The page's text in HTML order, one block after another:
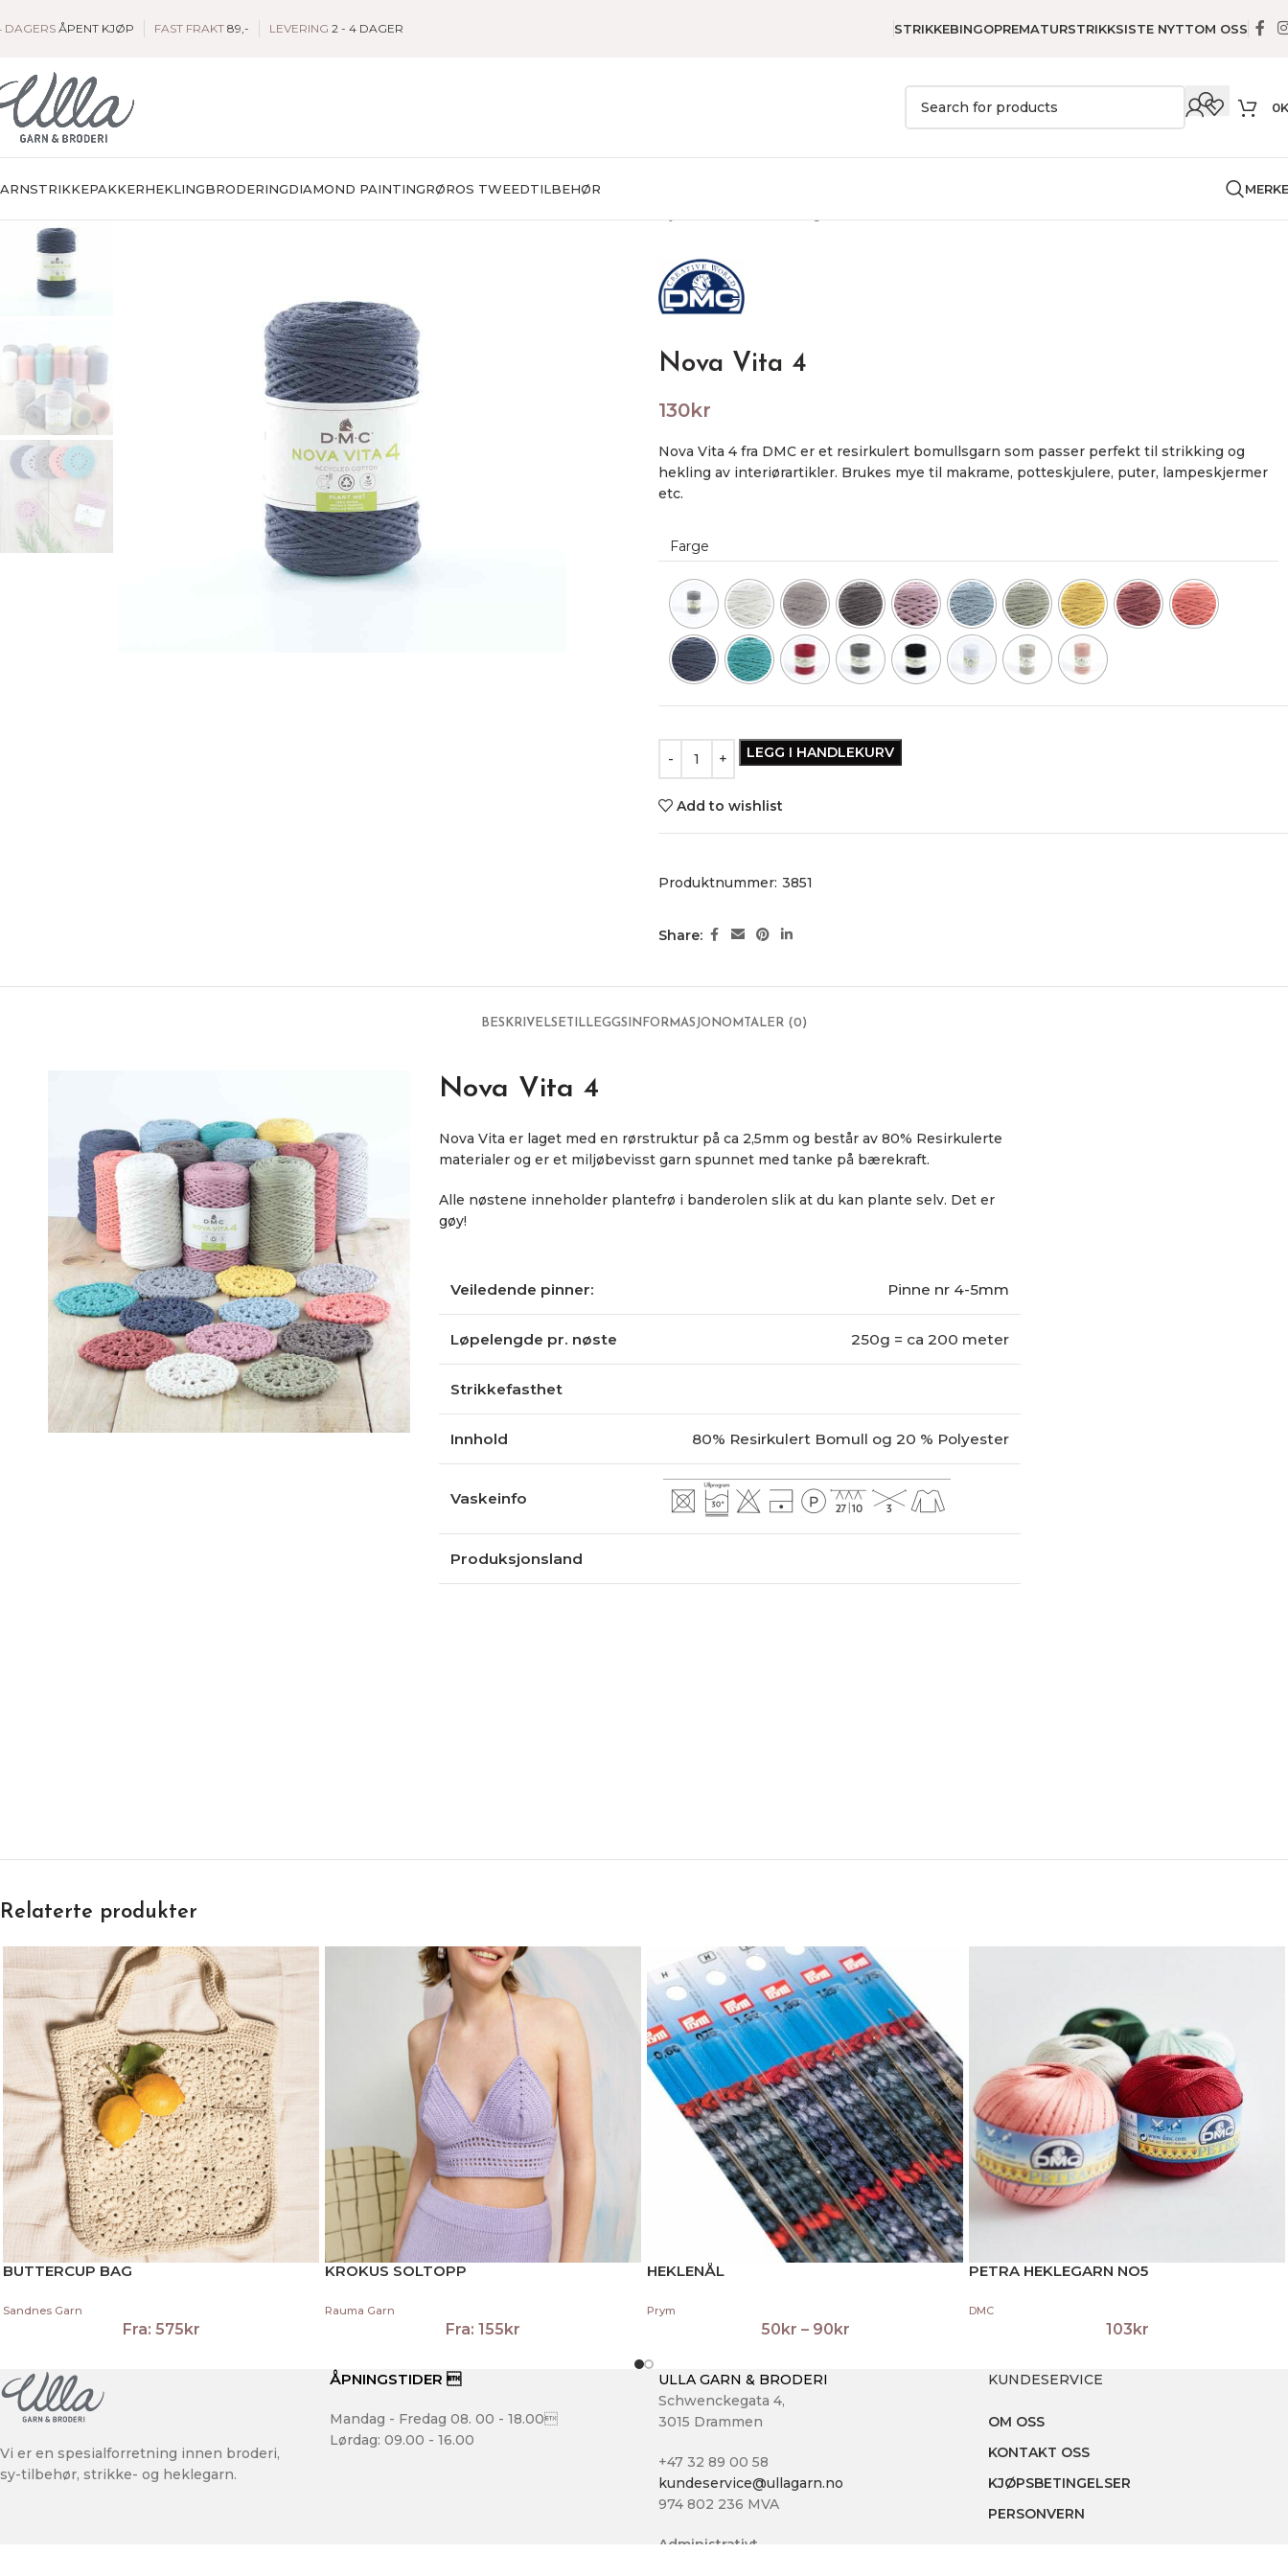
DAGERS ÅPENT KJØP FAST FRAKT 89,- LEVERING 2 - 4 DAGER STRIKKEBINGOPREMATURSTRIKKSISTE NYTTOM OSS
0
STRIKKEPAKKERHEKLINGBRODERINGDIAMOND PAINTINGRØROS TWEEDTILBEHØR
Nova Vita 4
130kr
Nova Vita 4 fra DMC er et resirkulert bomullsgarn som passer perfekt til strikking og
hekling av interiørartikler. Brukes mye til makrame, potteskjulere, puter, lampeskjermer
etc.
Farge
LEGG I HANDLEKURV
Add to wishlist
Produktnummer: 3851
Share:
BESKRIVELSETILLEGGSINFORMASJONOMTALER (0)
Nova Vita 4
Nova Vita er laget med en rørstruktur på ca 2,5mm og består av 80% Resirkulerte
materialer og er et miljøbevisst garn spunnet med tanke på bærekraft.
Alle nøstene inneholder plantefrø i banderolen slik at du kan plante selv. Det er
gøy!
Veiledende pinner: Pinne nr 4-5mm
Løpelengde pr. nøste 250g = ca 200 meter
Strikkefasthet
Innhold 80% Resirkulert Bomull og 20 % Polyester
Vaskeinfo
Produksjonsland
Relaterte produkter
BUTTERCUP BAG
Sandnes Garn
Fra: 575kr
KROKUS SOLTOPP
Rauma Garn
Fra: 155kr
HEKLENÅL
Prym
50kr – 90kr
PETRA HEKLEGARN NO5
DMC
103kr
Vi er en spesialforretning innen broderi,
sy-tilbehør, strikke- og heklegarn.
ÅPNINGSTIDER 
Mandag - Fredag 08. 00 - 18.00
Lørdag: 09.00 - 16.00
ULLA GARN & BRODERI
Schwenckegata 4,
3015 Drammen
+47 32 89 00 58
kundeservice@ullagarn.no
974 802 236 MVA
Administrativt
KUNDESERVICE
OM OSS
KONTAKT OSS
KJØPSBETINGELSER
PERSONVERN